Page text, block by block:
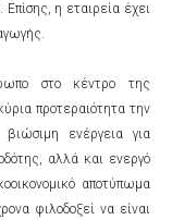
η εταιρεία έχει
στο κέντρο της
προτεραιότητα την
ενέργεια για
αλλά και ενεργό
αποτύπωμα
φιλοδοξεί να είναι